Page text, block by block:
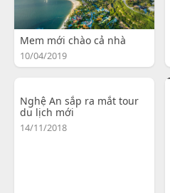
Mem mới chào cả nhà
10/04/2019
Nghệ An sắp ra mắt tour
du lịch mới
14/11/2018